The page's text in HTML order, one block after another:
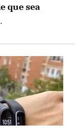
que sea
.